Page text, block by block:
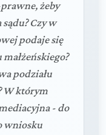
żeby
Czy w
podaje się
podziału
W którym
- do
wniosku